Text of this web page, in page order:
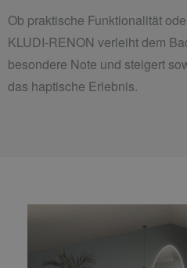
Ob praktische Funktionalität
KLUDI-RENON verleiht dem
besondere Note und steigert
das haptische Erlebnis.